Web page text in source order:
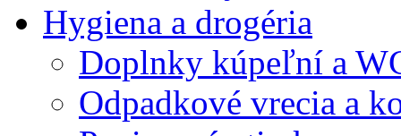
Hygiena a drogéria
Doplnky kúpeľní a
Odpadkové vrecia a